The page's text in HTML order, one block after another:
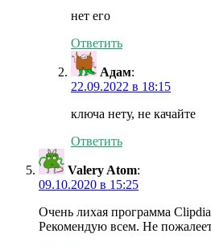
нет его
Ответить
Адам:
22.09.2022 в 18:15
ключа нету, не качайте
Ответить
Valery Atom:
09.10.2020 в 15:25
Очень лихая программа
Рекомендую всем. Не